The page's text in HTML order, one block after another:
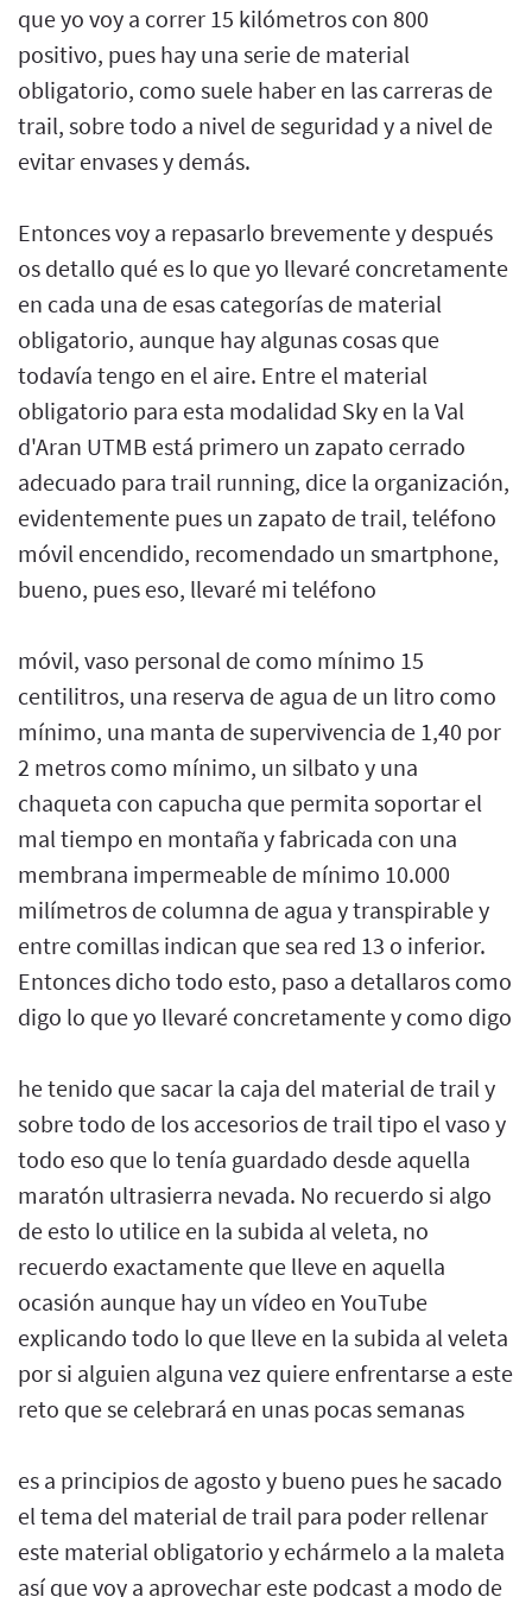
que yo voy a correr 15 kilómetros con 800
positivo, pues hay una serie de material
obligatorio, como suele haber en las carreras de
trail, sobre todo a nivel de seguridad y a nivel de
evitar envases y demás.
Entonces voy a repasarlo brevemente y después
os detallo qué es lo que yo llevaré concretamente
en cada una de esas categorías de material
obligatorio, aunque hay algunas cosas que
todavía tengo en el aire. Entre el material
obligatorio para esta modalidad Sky en la Val
d'Aran UTMB está primero un zapato cerrado
adecuado para trail running, dice la organización,
evidentemente pues un zapato de trail, teléfono
móvil encendido, recomendado un smartphone,
bueno, pues eso, llevaré mi teléfono
móvil, vaso personal de como mínimo 15
centilitros, una reserva de agua de un litro como
mínimo, una manta de supervivencia de 1,40 por
2 metros como mínimo, un silbato y una
chaqueta con capucha que permita soportar el
mal tiempo en montaña y fabricada con una
membrana impermeable de mínimo 10.000
milímetros de columna de agua y transpirable y
entre comillas indican que sea red 13 o inferior.
Entonces dicho todo esto, paso a detallaros como
digo lo que yo llevaré concretamente y como digo
he tenido que sacar la caja del material de trail y
sobre todo de los accesorios de trail tipo el vaso y
todo eso que lo tenía guardado desde aquella
maratón ultrasierra nevada. No recuerdo si algo
de esto lo utilice en la subida al veleta, no
recuerdo exactamente que lleve en aquella
ocasión aunque hay un vídeo en YouTube
explicando todo lo que lleve en la subida al veleta
por si alguien alguna vez quiere enfrentarse a este
reto que se celebrará en unas pocas semanas
es a principios de agosto y bueno pues he sacado
el tema del material de trail para poder rellenar
este material obligatorio y echármelo a la maleta
así que voy a aprovechar este podcast a modo de